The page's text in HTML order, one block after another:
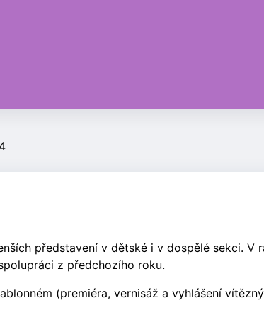
představení v dětské i v dospělé sekci.
z předchozího roku.
(premiéra, vernisáž a vyhlášení